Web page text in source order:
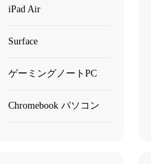
iPad Air
Surface
ゲーミングノートPC
Chromebook パソコン